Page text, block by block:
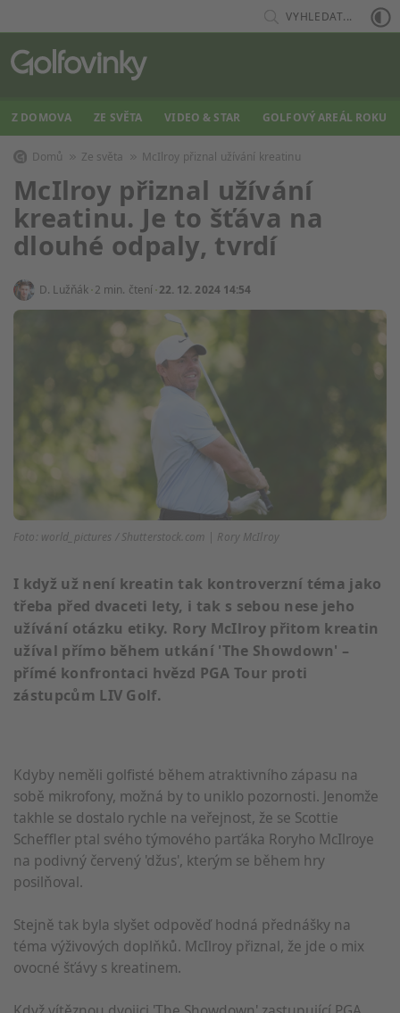
VYHLEDAT...
Z DOMOVA ZE SVĚTA VIDEO & STAR GOLFOVÝ AREÁL ROKU
Domů Ze světa McIlroy přiznal užívání kreatinu
McIlroy přiznal užívání
kreatinu. Je to šťáva na
dlouhé odpaly, tvrdí
D. Lužňák 2 min. čtení 22. 12. 2024 14:54
Foto: world_pictures / Shutterstock.com | Rory McIlroy
I když už není kreatin tak kontroverzní téma jako
třeba před dvaceti lety, i tak s sebou nese jeho
užívání otázku etiky. Rory McIlroy přitom kreatin
užíval přímo během utkání 'The Showdown' –
přímé konfrontaci hvězd PGA Tour proti
zástupcům LIV Golf.
Kdyby neměli golfisté během atraktivního zápasu na
sobě mikrofony, možná by to uniklo pozornosti. Jenomže
takhle se dostalo rychle na veřejnost, že se Scottie
Scheffler ptal svého týmového parťáka Roryho McIlroye
na podivný červený 'džus', kterým se během hry
posilňoval.
Stejně tak byla slyšet odpověď hodná přednášky na
téma výživových doplňků. McIlroy přiznal, že jde o mix
ovocné šťávy s kreatinem.